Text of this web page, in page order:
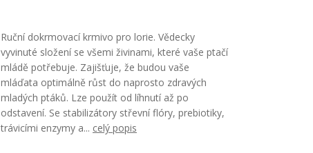
Ruční dokrmovací krmivo pro lorie. Vědecky
vyvinuté složení se všemi živinami, které vaše ptačí
mládě potřebuje. Zajišťuje, že budou vaše
mláďata optimálně růst do naprosto zdravých
mladých ptáků. Lze použít od líhnutí až po
odstavení. Se stabilizátory střevní flóry, prebiotiky,
trávicími enzymy a... celý popis